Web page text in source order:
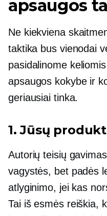
apsaugos
Ne kiekviena
taktika bus vienodai
pasidalinome
apsaugos kokybe ir
geriausiai tinka.
1. Jūsų
Autorių teisių
vagystės, bet padės
atlyginimo, jei kas
Tai iš esmės reiškia,